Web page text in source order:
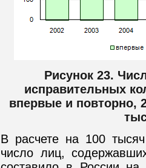
Рисунок 23.
исправительных
впервые и повторно,
В расчете на 100 тысяч
число лиц,